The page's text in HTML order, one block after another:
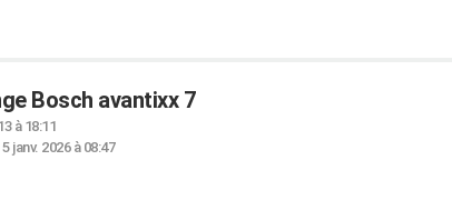
Bosch avantixx 7
à 18:11
5 janv. 2026 à 08:47